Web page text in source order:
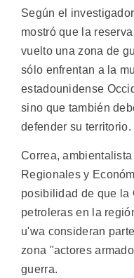
Según el
mostró que la
vuelto una zona de
sólo enfrentan a la
estadounidense
sino que también
defender su territorio.
Correa,
Regionales y
posibilidad de que la
petroleras en la
u'wa consideran
zona "actores
guerra.